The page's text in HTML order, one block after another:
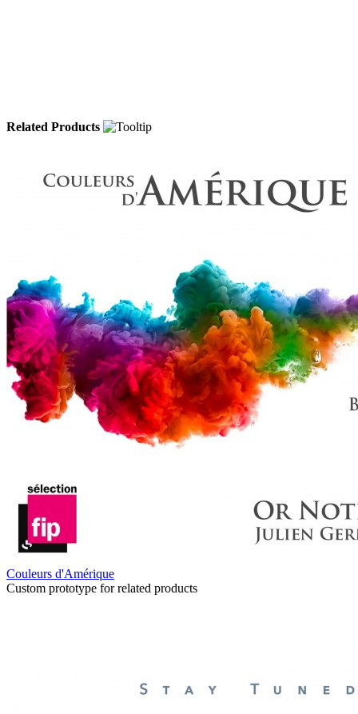
Related Products
Couleurs d'Amérique
Custom prototype for related products